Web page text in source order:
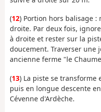
(12) Portion hors balisage :
droite. Par deux fois,
à droite et rester sur la
doucement. Traverser
ancienne ferme "le
(13) La piste se transforme
puis en longue descente
Cévenne d'Ardèche.